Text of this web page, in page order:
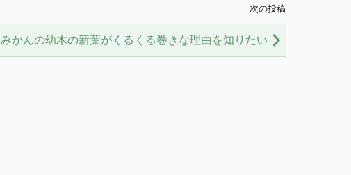
次の投稿
みかんの幼木の新葉がくるくる巻きな理由を知りたい